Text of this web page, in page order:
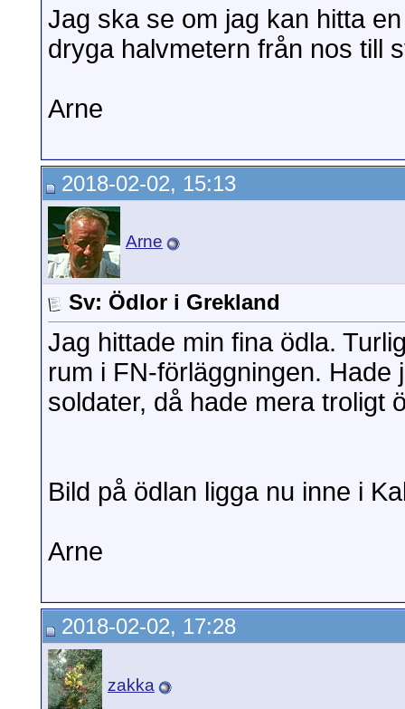
Jag ska se om jag kan hitta
dryga halvmetern från nos till
Arne
2018-02-02, 15:13
Arne
Sv: Ödlor i Grekland
Jag hittade min fina ödla.
rum i FN-förläggningen. Hade
soldater, då hade mera troligt
Bild på ödlan ligga nu inne i
Arne
2018-02-02, 17:28
zakka